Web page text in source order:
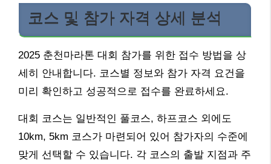
코스 및 참가 자격 상세 분석
2025 춘천마라톤 대회 참가를 위한 접수 방법을 상
세히 안내합니다. 코스별 정보와 참가 자격 요건을
미리 확인하고 성공적으로 접수를 완료하세요.
대회 코스는 일반적인 풀코스, 하프코스 외에도
10km, 5km 코스가 마련되어 있어 참가자의 수준에
맞게 선택할 수 있습니다. 각 코스의 출발 지점과 주